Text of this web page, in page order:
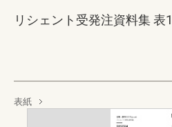
リシェント受発注資料集 表
表紙